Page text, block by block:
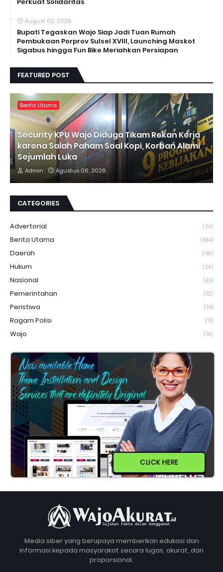
Perkuat Solidaritas
August 02, 2026
Bupati Tegaskan Wajo Siap Jadi Tuan Rumah
Pembukaan Porprov Sulsel XVIII, Launching Maskot
Sigabus hingga Fun Bike Meriahkan Persiapan
FEATURED POST
Berita Utama
Security KPU Wajo Diduga Tikam Rekan Kerja
karena Salah Paham Soal Kopi, Korban Alami
Sejumlah Luka
Admin Agustus 06, 2026
CATEGORIES
Advertorial (30)
Berita Utama (594)
Daerah (149)
Hukum (36)
Nasional (43)
Pemerintahan (112)
Peristiwa (74)
Ragam Polisi (71)
Wajo (76)
CLICK HERE
Media siber yang berupaya memberikan edukasi dan
informasi kepada masyarakat secara lugas, akurat, dan
proporsional.